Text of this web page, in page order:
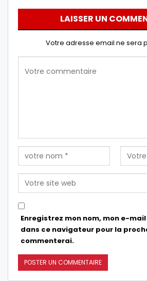
LAISSER UN
Votre adresse email ne sera
Enregistrez mon nom, mon e-
dans ce navigateur pour la
commenterai.